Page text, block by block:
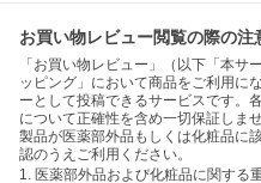
お買い物レビュー閲覧の際の注
「お買い物レビュー」（以下「本サ
ッピング」において商品をご利用に
ーとして投稿できるサービスです。
について正確性を含め一切保証しま
製品が医薬部外品もしくは化粧品に
認のうえご利用ください。
1. 医薬部外品および化粧品に関する